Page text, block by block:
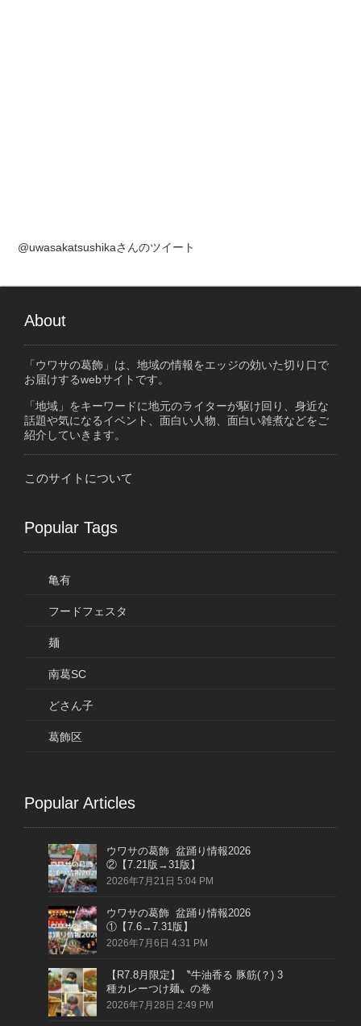
@uwasakatsushikaさんのツイート
About
「ウワサの葛飾」は、地域の情報をエッジの効いた切り口で
お届けするwebサイトです。
「地域」をキーワードに地元のライターが駆け回り、身近な
話題や気になるイベント、面白い人物、面白い雑煮などをご
紹介していきます。
このサイトについて
Popular Tags
亀有
フードフェスタ
麺
南葛SC
どさん子
葛飾区
Popular Articles
ウワサの葛飾 盆踊り情報2026
②【7.21版→31版】
2026年7月21日 5:04 PM
ウワサの葛飾 盆踊り情報2026
①【7.6→7.31版】
2026年7月6日 4:31 PM
【R7.8月限定】〝牛油香る 豚筋(？) 3
種カレーつけ麺〟の巻
2026年7月28日 2:49 PM